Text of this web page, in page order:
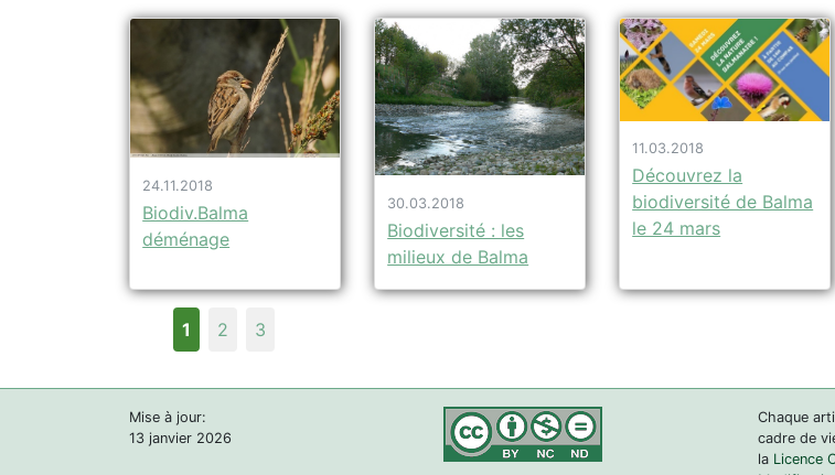
24.11.2018
Biodiv.Balma
déménage
30.03.2018
Biodiversité : les
milieux de Balma
11.03.2018
Découvrez la
biodiversité de Balma
le 24 mars
1 2 3
Mise à jour:
13 janvier 2026
Chaque
cadre de
la Licence